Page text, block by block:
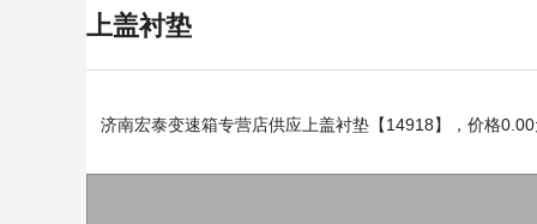
上盖衬垫
济南宏泰变速箱专营店供应上盖衬垫【14918】，价格0.00